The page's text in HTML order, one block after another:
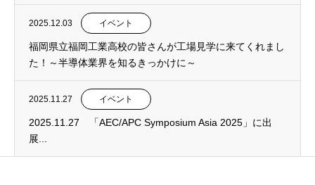
2025.12.03 イベント
福岡県立福岡工業高校の皆さんが工場見学に来てくれまし
た！～半導体業界を知るきっかけに～
2025.11.27 イベント
2025.11.27 「AEC/APC Symposium Asia 2025」に出
展...